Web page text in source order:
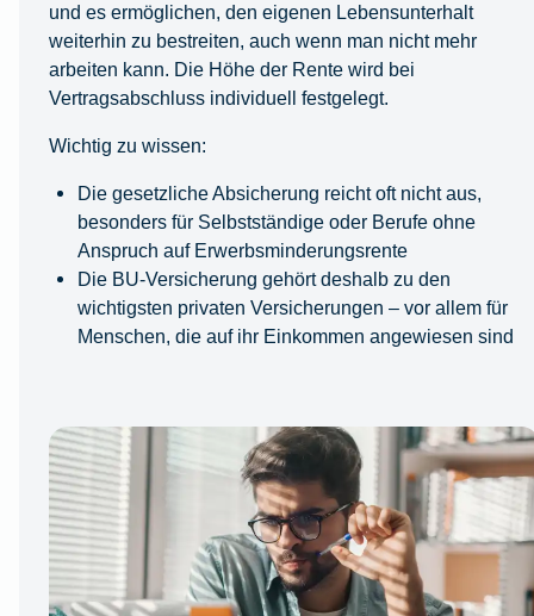
und es ermöglichen, den eigenen Lebensunterhalt
weiterhin zu bestreiten, auch wenn man nicht mehr
arbeiten kann. Die Höhe der Rente wird bei
Vertragsabschluss individuell festgelegt.
Wichtig zu wissen:
Die gesetzliche Absicherung reicht oft nicht aus,
besonders für Selbstständige oder Berufe ohne
Anspruch auf Erwerbsminderungsrente
Die BU-Versicherung gehört deshalb zu den
wichtigsten privaten Versicherungen – vor allem für
Menschen, die auf ihr Einkommen angewiesen sind